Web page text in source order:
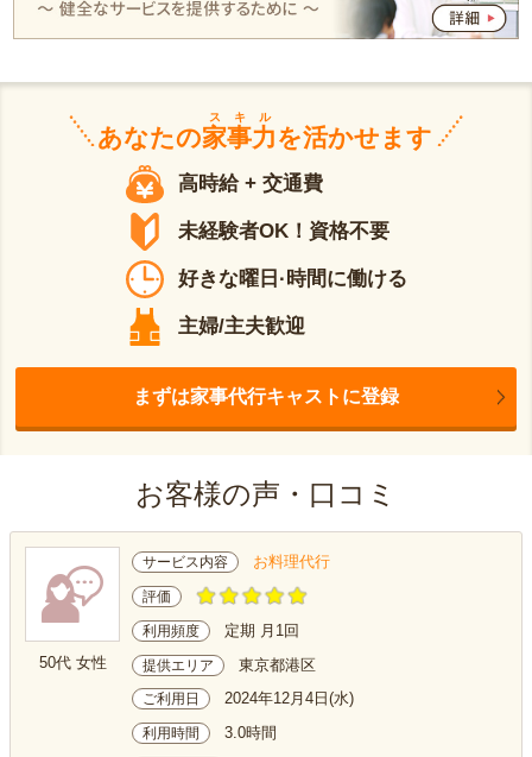
あなたの家事力
スキル
を活かせます
高時給 + 交通費
未経験者OK！資格不要
好きな曜日·時間に働ける
主婦/主夫歓迎
まずは家事代行キャストに登録
お客様の声・口コミ
50代 女性
サービス内容 お料理代行
評価
利用頻度 定期 月1回
提供エリア 東京都港区
ご利用日 2024年12月4日(水)
利用時間 3.0時間